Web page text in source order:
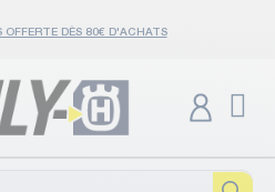
OFFERTE DÈS 80€ D'ACHATS